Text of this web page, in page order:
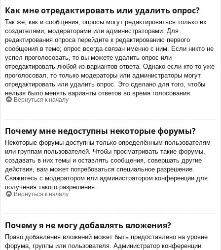
Как мне отредактировать или удалить опрос?
Так же, как и сообщения, опросы могут редактироваться только их
создателями, модераторами или администраторами. Для
редактирования опроса перейдите к редактированию первого
сообщения в теме; опрос всегда связан именно с ним. Если никто не
успел проголосовать, то вы можете удалить опрос или
отредактировать любой из вариантов ответа. Однако если кто-то уже
проголосовал, то только модераторы или администраторы могут
отредактировать или удалить опрос. Это сделано для того, чтобы
нельзя было менять варианты ответов во время голосования.
Вернуться к началу
Почему мне недоступны некоторые форумы?
Некоторые форумы доступны только определённым пользователям
или группам пользователей. Чтобы просматривать такие форумы,
создавать в них темы и оставлять сообщения, совершать другие
действия, вам может потребоваться специальное разрешение.
Свяжитесь с модератором или администратором конференции для
получения такого разрешения.
Вернуться к началу
Почему я не могу добавлять вложения?
Право добавления вложений может быть предоставлено на уровне
форума, группы или пользователя. Администратор конференции